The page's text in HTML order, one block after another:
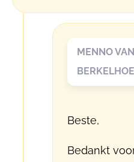
MENNO VAN
Beste,
Bedankt